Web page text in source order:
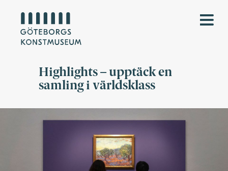
Highlights – upptäck en
samling i världsklass